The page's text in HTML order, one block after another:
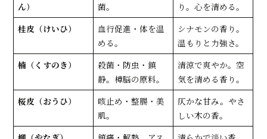
ん） 菌。
り。心を清める。
桂皮（けいひ）
血行促進・体を温
める。
シナモンの香り。
温もりと力強さ。
楠（くすのき）
殺菌・防虫・鎮
静。樟脳の原料。
清涼で爽やか。空
気を清める香り。
桜皮（おうひ）
咳止め・整腸・美
肌。
仄かな甘み。やさ
しい木の香。